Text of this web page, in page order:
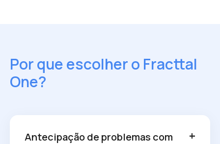
Por que escolher o Fracttal
One?
Antecipação de problemas com